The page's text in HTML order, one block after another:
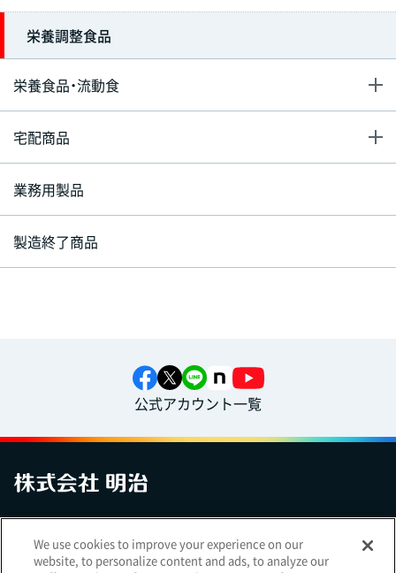
栄養調整食品
栄養食品・流動食
宅配商品
業務用製品
製造終了商品
公式アカウント一覧
アクセシビリティへの対応方針ご利用規約明治グループのDX
We use cookies to improve your experience on our
website, to personalize content and ads, to analyze our